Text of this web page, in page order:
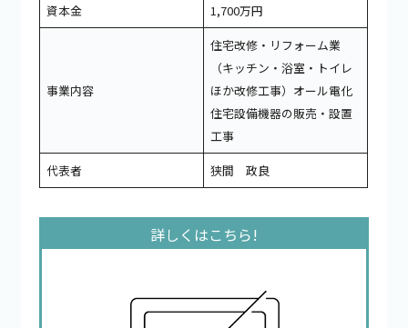
資本金
1,700万円
事業内容
住宅改修・リフォーム業
（キッチン・浴室・トイレ
ほか改修工事）オール電化
住宅設備機器の販売・設置
工事
代表者
狭間 政良